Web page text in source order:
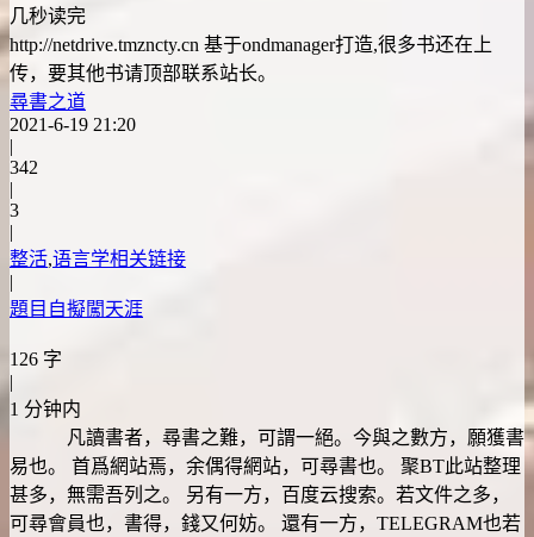
几秒读完
http://netdrive.tmzncty.cn 基于ondmanager打造,很多书还在上
传，要其他书请顶部联系站长。
尋書之道
2021-6-19 21:20
|
342
|
3
|
整活,语言学相关链接
|
題目自擬闖天涯
126 字
|
1 分钟内
凡讀書者，尋書之難，可謂一絕。今與之數方，願獲書
易也。 首爲網站焉，余偶得網站，可尋書也。 聚BT此站整理
甚多，無需吾列之。 另有一方，百度云搜索。若文件之多，
可尋會員也，書得，錢又何妨。 還有一方，TELEGRAM也若